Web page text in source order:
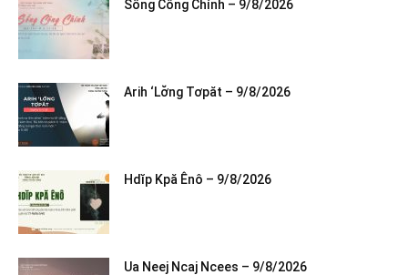
Sống Công Chính – 9/8/2026
Arih ‘Lơ̆ng Tơpăt – 9/8/2026
Hdĭp Kpă Ênô – 9/8/2026
Ua Neej Ncaj Ncees – 9/8/2026